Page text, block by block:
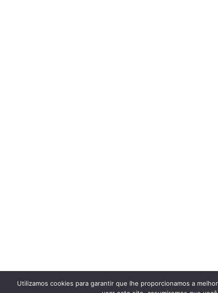
Utilizamos cookies para garantir que lhe proporcionamos a